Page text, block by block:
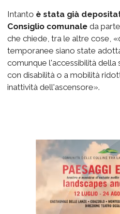
Intanto è stata già
Consiglio comunale da
che chiede, tra le altre cose,
temporanee siano state
comunque l'accessibilità della
con disabilità o a mobilità
inattività dell'ascensore».